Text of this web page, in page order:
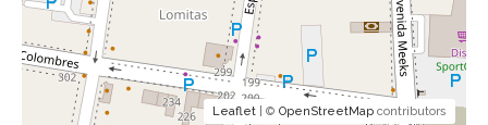
Leaflet | © OpenStreetMap contributors